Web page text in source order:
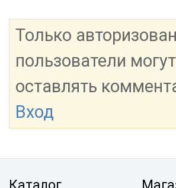
Только
пользователи могут
оставлять
Вход